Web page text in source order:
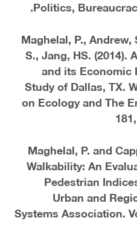
Politics,
· 10. Maghelal, P.,
S., Jang, HS. (2014).
and its Economic
Study of Dallas, TX.
on Ecology and The
· 9. Maghelal, P. and
Walkability: An
Pedestrian
Urban and
Systems Association.